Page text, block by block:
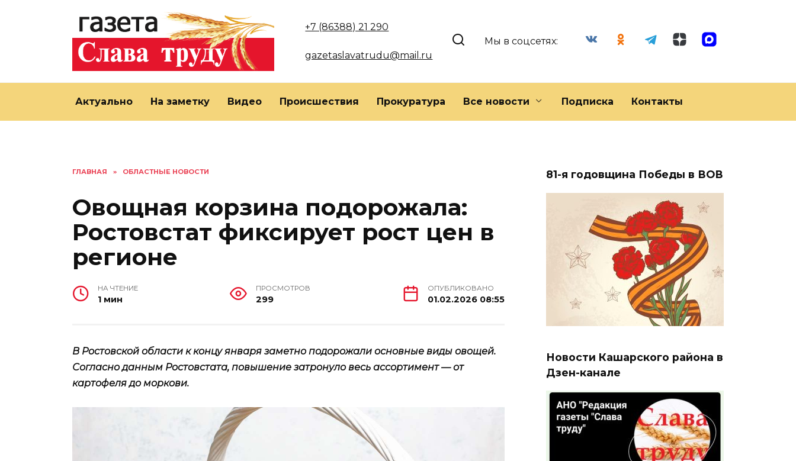
+7 (86388) 21 290
gazetaslavatrudu@mail.ru
Мы в соцсетях:
Актуально На заметку Видео Происшествия Прокуратура Все новости Подписка Контакты
ГЛАВНАЯ » ОБЛАСТНЫЕ НОВОСТИ
Овощная корзина подорожала:
Ростовстат фиксирует рост цен в
регионе
НА ЧТЕНИЕ
1 мин
ПРОСМОТРОВ
299
ОПУБЛИКОВАНО
01.02.2026 08:55
В Ростовской области к концу января заметно подорожали основные виды овощей.
Согласно данным Ростовстата, повышение затронуло весь ассортимент — от
картофеля до моркови.
81-я годовщина Победы в ВОВ
Новости Кашарского района в
Дзен-канале